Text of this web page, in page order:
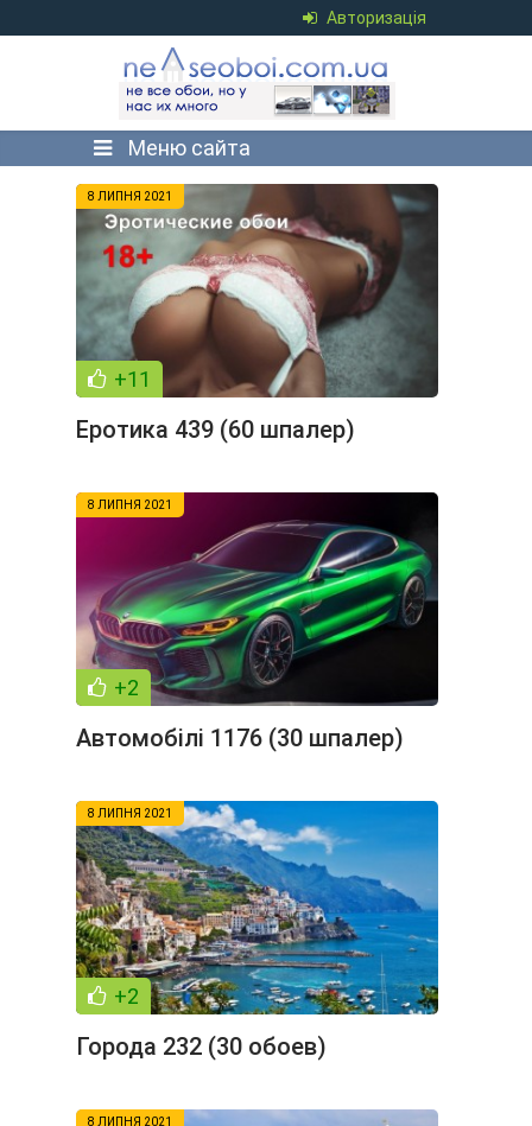
Авторизація
Меню сайта
8 ЛИПНЯ 2021
+11
Еротика 439 (60 шпалер)
8 ЛИПНЯ 2021
+2
Автомобілі 1176 (30 шпалер)
8 ЛИПНЯ 2021
+2
Города 232 (30 обоев)
8 ЛИПНЯ 2021